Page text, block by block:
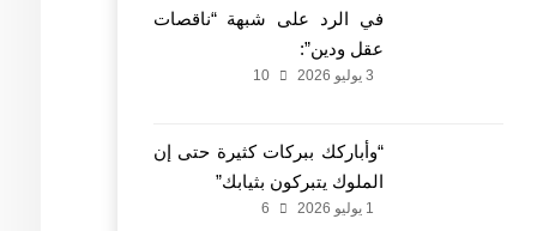
في الرد على شبهة “ناقصات
عقل ودين”:
3 يوليو 2026 10
“وأباركك ببركات كثيرة حتى إن
الملوك يتبركون بثيابك”
1 يوليو 2026 6